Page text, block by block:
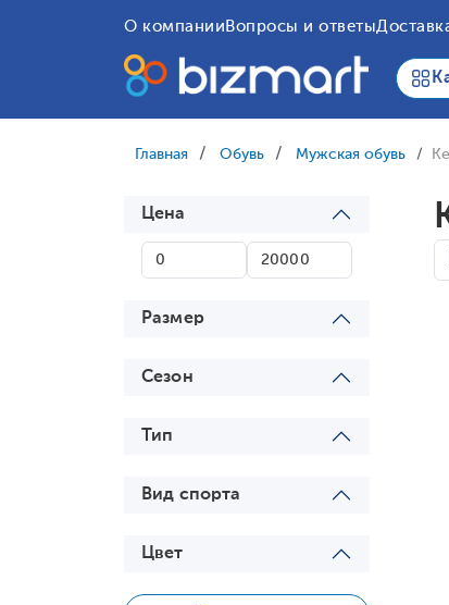
О компании Вопросы и ответы
Главная Обувь Мужская обувь
Цена
Размер
Сезон
Тип
Вид спорта
Цвет